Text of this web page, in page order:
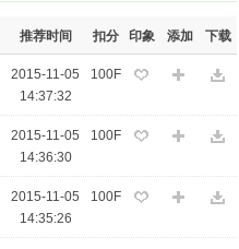
推荐时间 扣分 印象 添加 下载
2015-11-05
14:37:32
100F
2015-11-05
14:36:30
100F
2015-11-05
14:35:26
100F